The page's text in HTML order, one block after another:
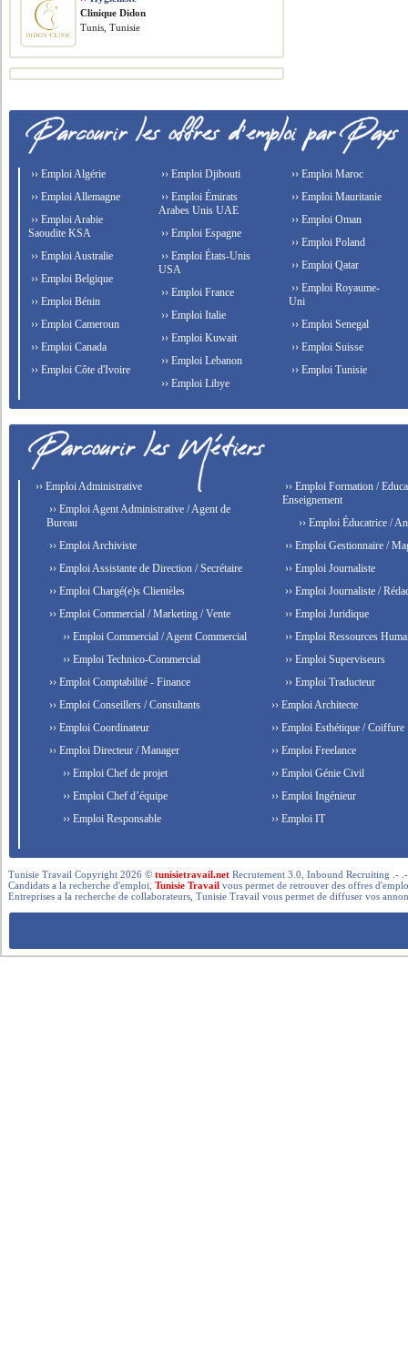
Clinique Didon
Tunis, Tunisie
›› Emploi Algérie
›› Emploi Allemagne
›› Emploi Arabie
Saoudite KSA
›› Emploi Australie
›› Emploi Belgique
›› Emploi Bénin
›› Emploi Cameroun
›› Emploi Canada
›› Emploi Côte d'Ivoire
›› Emploi Djibouti
›› Emploi Émirats
Arabes Unis UAE
›› Emploi Espagne
›› Emploi États-Unis
USA
›› Emploi France
›› Emploi Italie
›› Emploi Kuwait
›› Emploi Lebanon
›› Emploi Libye
›› Emploi Maroc
›› Emploi Mauritanie
›› Emploi Oman
›› Emploi Poland
›› Emploi Qatar
›› Emploi Royaume-
Uni
›› Emploi Senegal
›› Emploi Suisse
›› Emploi Tunisie
›› Emploi Administrative
›› Emploi Agent Administrative / Agent de
Bureau
›› Emploi Archiviste
›› Emploi Assistante de Direction / Secrétaire
›› Emploi Chargé(e)s Clientèles
›› Emploi Commercial / Marketing / Vente
›› Emploi Commercial / Agent Commercial
›› Emploi Technico-Commercial
›› Emploi Comptabilité - Finance
›› Emploi Conseillers / Consultants
›› Emploi Coordinateur
›› Emploi Directeur / Manager
›› Emploi Chef de projet
›› Emploi Chef d’équipe
›› Emploi Responsable
›› Emploi Formation /
Enseignement
›› Emploi Éducatrice /
›› Emploi Gestionnaire /
›› Emploi Journaliste
›› Emploi Journaliste /
›› Emploi Juridique
›› Emploi Ressources
›› Emploi Superviseurs
›› Emploi Traducteur
›› Emploi Architecte
›› Emploi Esthétique / Coiffure
›› Emploi Freelance
›› Emploi Génie Civil
›› Emploi Ingénieur
›› Emploi IT
Tunisie Travail Copyright 2026 ©tunisietravail.net Recrutement 3.0, Inbound Recruiting .-
Candidats a la recherche d'emploi,Tunisie Travail vous permet de retrouver des offres
Entreprises a la recherche de collaborateurs, Tunisie Travail vous permet de diffuser vos